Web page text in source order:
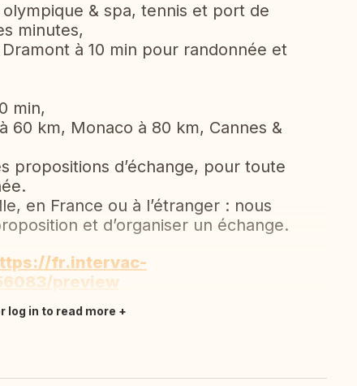
& spa, tennis et port de
minutes,
à 10 min pour randonnée et
min,
60 km, Monaco à 80 km, Cannes &
propositions d’échange, pour toute
en France ou à l’étranger : nous
et d’organiser un échange.
fr.intervac-
preview
log in to read more